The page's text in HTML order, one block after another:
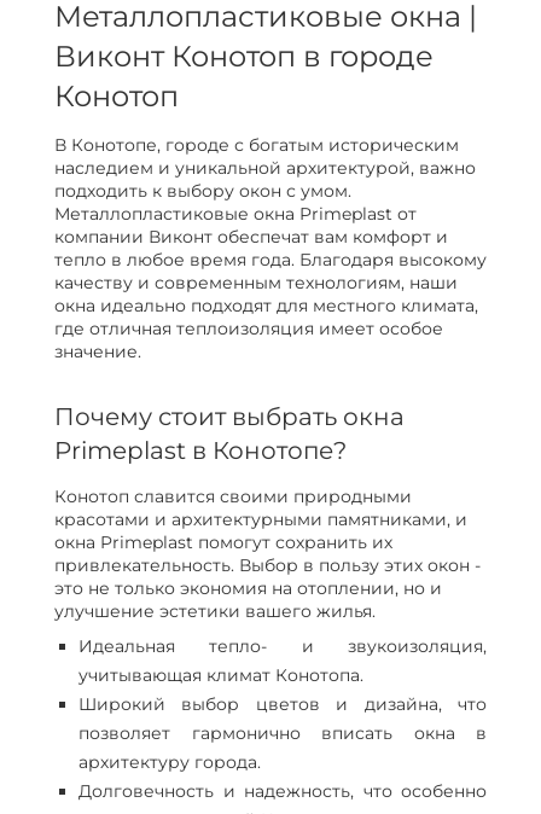
Металлопластиковые окна |
Виконт Конотоп в городе
Конотоп
В Конотопе, городе с богатым историческим
наследием и уникальной архитектурой, важно
подходить к выбору окон с умом.
Металлопластиковые окна Primeplast от
компании Виконт обеспечат вам комфорт и
тепло в любое время года. Благодаря высокому
качеству и современным технологиям, наши
окна идеально подходят для местного климата,
где отличная теплоизоляция имеет особое
значение.
Почему стоит выбрать окна
Primeplast в Конотопе?
Конотоп славится своими природными
красотами и архитектурными памятниками, и
окна Primeplast помогут сохранить их
привлекательность. Выбор в пользу этих окон -
это не только экономия на отоплении, но и
улучшение эстетики вашего жилья.
Идеальная тепло- и звукоизоляция,
учитывающая климат Конотопа.
Широкий выбор цветов и дизайна, что
позволяет гармонично вписать окна в
архитектуру города.
Долговечность и надежность, что особенно